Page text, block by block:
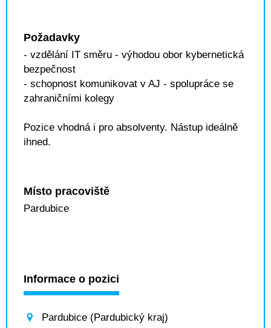
Požadavky
- vzdělání IT směru - výhodou obor kybernetická
bezpečnost
- schopnost komunikovat v AJ - spolupráce se
zahraničními kolegy
Pozice vhodná i pro absolventy. Nástup ideálně
ihned.
Místo pracoviště
Pardubice
Informace o pozici
Pardubice (Pardubický kraj)